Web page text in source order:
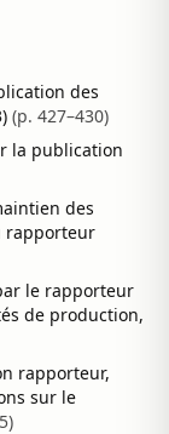
des
(p. 427–430)
la publication
des
rapporteur
le rapporteur
de production,
rapporteur,
sur le